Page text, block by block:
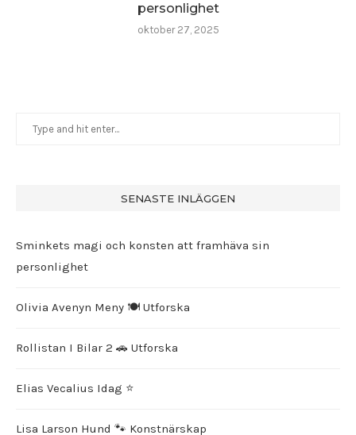
personlighet
oktober 27, 2025
SENASTE INLÄGGEN
Sminkets magi och konsten att framhäva sin
personlighet
Olivia Avenyn Meny 🍽️ Utforska
Rollistan I Bilar 2 🚗 Utforska
Elias Vecalius Idag ⭐️
Lisa Larson Hund 🐾 Konstnärskap